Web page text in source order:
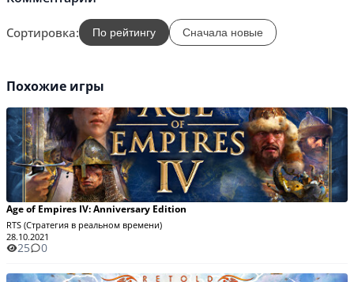
Сортировка: По рейтингу Сначала новые
Похожие игры
Age of Empires IV: Anniversary Edition
RTS (Стратегия в реальном времени)
28.10.2021
25 0